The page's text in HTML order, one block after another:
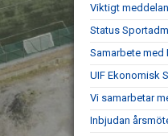
Viktigt
Status
Samarbete med
UIF Ekonomisk
Vi samarbetar
Inbjudan